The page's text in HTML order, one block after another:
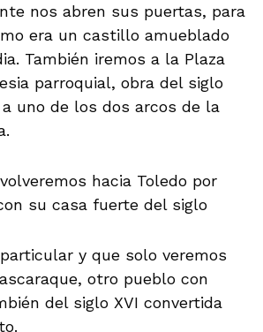
nos abren sus puertas, para
era un castillo amueblado
También iremos a la Plaza
parroquial, obra del siglo
a uno de los dos arcos de la
hacia Toledo por
su casa fuerte del siglo
y que solo veremos
otro pueblo con
del siglo XVI convertida